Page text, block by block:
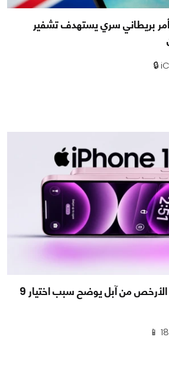
بريطاني سري يستهدف تشفير
تسريب iPhone 18e الأرخص من آبل يوضح سبب اختيار 9